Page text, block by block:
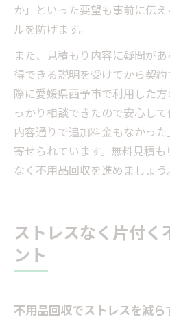
か」といった要望も事前に伝
ルを防げます。
また、見積もり内容に疑問が
得できる説明を受けてから契
際に愛媛県西予市で利用した
っかり相談できたので安心し
内容通りで追加料金もなかっ
寄せられています。無料見積
なく不用品回収を進めましょう。
ストレスなく片付く
ント
不用品回収でストレスを減ら